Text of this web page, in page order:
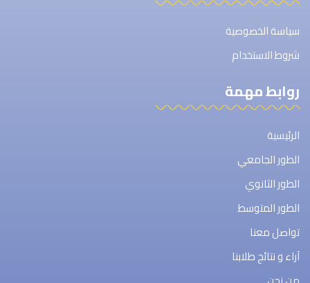
سياسة الخصوصية
شروط الاستخدام
روابط مهمة
الرئيسية
الطور الجامعي
الطور الثانوي
الطور المتوسط
تواصل معنا
آراء و نتائج طلابنا